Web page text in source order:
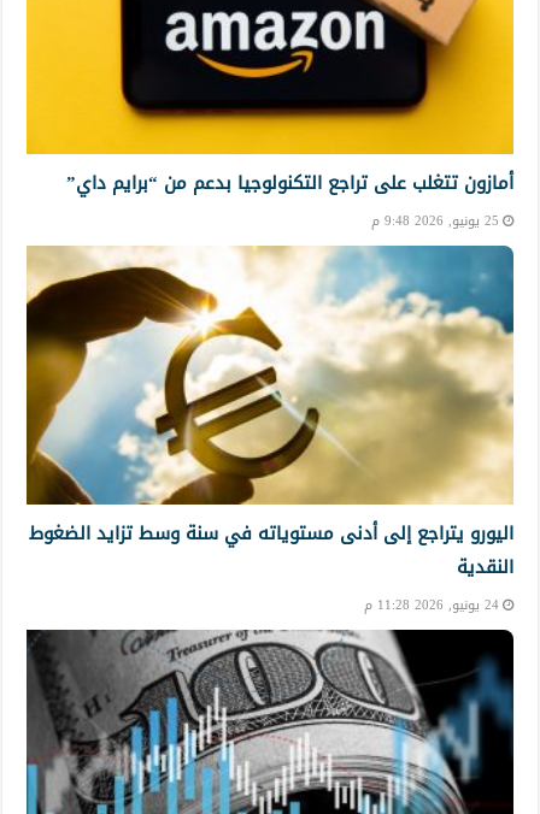
أمازون تتغلب على تراجع التكنولوجيا بدعم من “برايم داي”
25 يونيو, 2026 9:48 م
اليورو يتراجع إلى أدنى مستوياته في سنة وسط تزايد الضغوط
النقدية
24 يونيو, 2026 11:28 م